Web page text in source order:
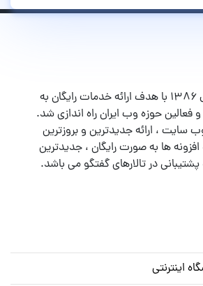
پرشین اسکریپت در سال ۱۳۸۶ با هدف ارائه خدمات رایگان به
فعالین حوزه وب ایران راه اندازی شد.
سایت ، ارائه جدیدترین و بروزترین
ها به صورت رایگان ، جدیدترین
در تالارهای گفتگو می باشد.
اینترنتی